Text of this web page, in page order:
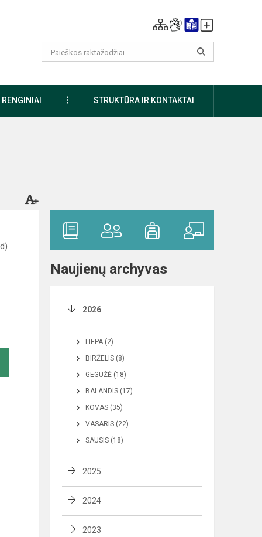
RENGINIAI DAUGIAUSTRUKTŪRA IR KONTAKTAI
Naujienų archyvas
2026
LIEPA (2)
BIRŽELIS (8)
GEGUŽĖ (18)
BALANDIS (17)
KOVAS (35)
VASARIS (22)
SAUSIS (18)
2025
2024
2023